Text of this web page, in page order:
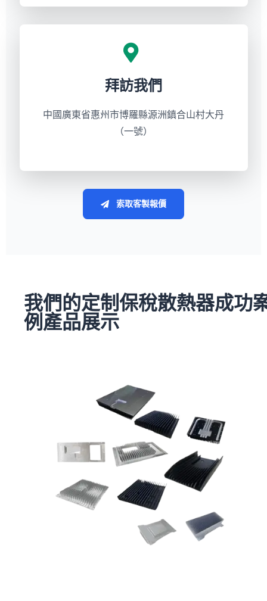
拜訪我們
中國廣東省惠州市博羅縣源洲鎮合山村大丹
（一號）
索取客製報價
我們的定制保稅散熱器成功
例產品展示